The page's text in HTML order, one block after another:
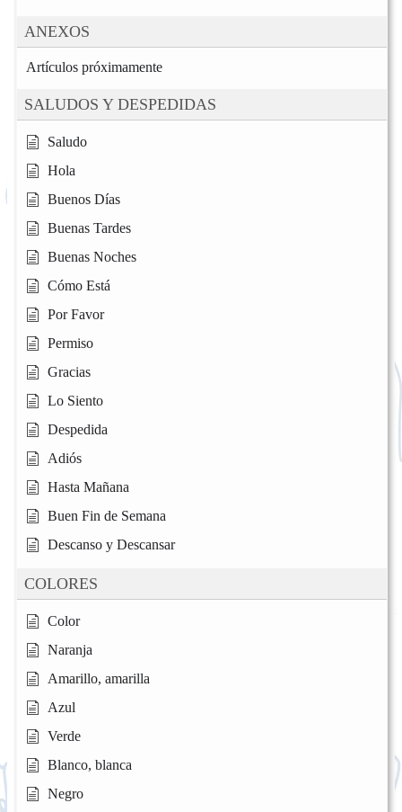
ANEXOS
Artículos próximamente
SALUDOS Y DESPEDIDAS
Saludo
Hola
Buenos Días
Buenas Tardes
Buenas Noches
Cómo Está
Por Favor
Permiso
Gracias
Lo Siento
Despedida
Adiós
Hasta Mañana
Buen Fin de Semana
Descanso y Descansar
COLORES
Color
Naranja
Amarillo, amarilla
Azul
Verde
Blanco, blanca
Negro